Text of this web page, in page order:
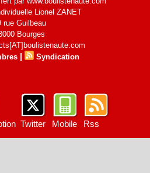
Lionel ZANET
rue Guilbeau
Bourges
| Syndication
Twitter Mobile Rss